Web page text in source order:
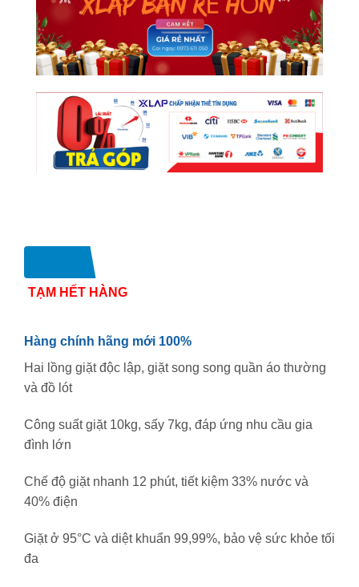
TẠM HẾT HÀNG
Hàng chính hãng mới 100%
Hai lồng giặt độc lập, giặt song song quần áo thường
và đồ lót
Công suất giặt 10kg, sấy 7kg, đáp ứng nhu cầu gia
đình lớn
Chế độ giặt nhanh 12 phút, tiết kiệm 33% nước và
40% điện
Giặt ở 95°C và diệt khuẩn 99,99%, bảo vệ sức khỏe tối
đa